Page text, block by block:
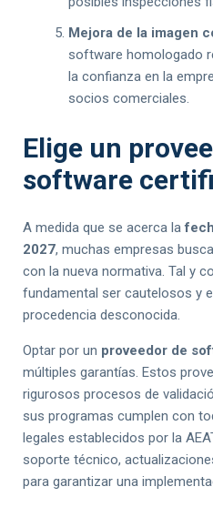
Mejora de la imagen
software homologado
la confianza en la
socios comerciales.
Elige un
software
A medida que se acerca la
2027, muchas empresas
con la nueva normativa. Tal y
fundamental ser cautelosos y
procedencia desconocida.
Optar por un proveedor de
múltiples garantías. Estos
rigurosos procesos de
sus programas cumplen con
legales establecidos por la
soporte técnico,
para garantizar una